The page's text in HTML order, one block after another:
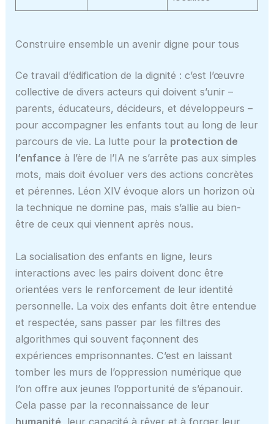
Construire ensemble un avenir digne pour tous
Ce travail d’édification de la dignité : c’est l’œuvre
collective de divers acteurs qui doivent s’unir –
parents, éducateurs, décideurs, et développeurs –
pour accompagner les enfants tout au long de leur
parcours de vie. La lutte pour la protection de
l’enfance à l’ère de l’IA ne s’arrête pas aux simples
mots, mais doit évoluer vers des actions concrètes
et pérennes. Léon XIV évoque alors un horizon où
la technique ne domine pas, mais s’allie au bien-
être de ceux qui viennent après nous.
La socialisation des enfants en ligne, leurs
interactions avec les pairs doivent donc être
orientées vers le renforcement de leur identité
personnelle. La voix des enfants doit être entendue
et respectée, sans passer par les filtres des
algorithmes qui souvent façonnent des
expériences emprisonnantes. C’est en laissant
tomber les murs de l’oppression numérique que
l’on offre aux jeunes l’opportunité de s’épanouir.
Cela passe par la reconnaissance de leur